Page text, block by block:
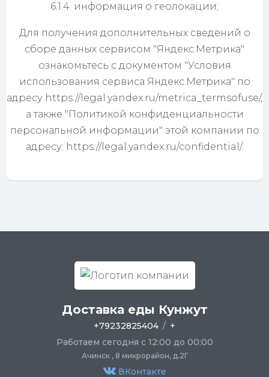
6.1.4. информация о геолокации;
Для получения дополнительных сведений о
сборе данных сервисом "Яндекс.Метрика"
ознакомьтесь с документом "Условия
использования сервиса Яндекс.Метрика" по
адресу https://legal.yandex.ru/metrica_termsofuse/,
а также "Политикой конфиденциальности
персональной информации" этой компании по
адресу: https://legal.yandex.ru/confidential/.
Доставка еды Кунжут
+79232825404 / +
Работаем сегодня с 12:00 до 00:00
Ачинск , 8 микрорайон, д.2Г
ВКонтакте